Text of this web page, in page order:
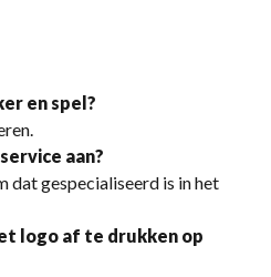
en spel?
aan?
dat gespecialiseerd is in het
logo af te drukken op